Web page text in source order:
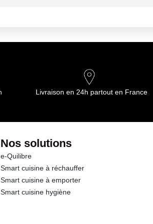
de la lumière.
Livraison en 24h partout en France
Nos solutions
e-Quilibre
Smart cuisine à réchauffer
Smart cuisine à emporter
Smart cuisine hygiène